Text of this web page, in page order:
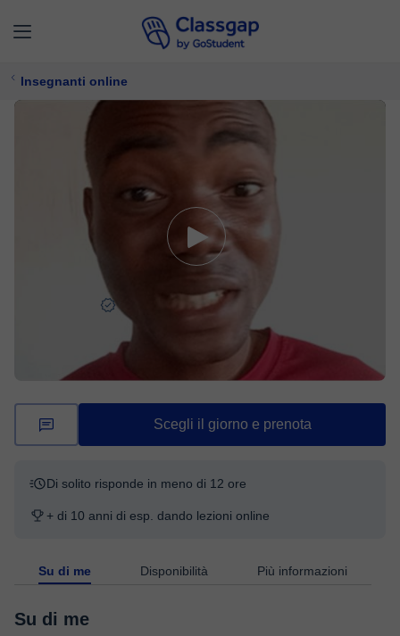
Insegnanti online
Inglese
Offre prova gratuita
lezione
Scegli il giorno e prenota
Di solito risponde in meno di 12 ore
+ di 10 anni di esp. dando lezioni online
Su di me Disponibilità Più informazioni
Su di me